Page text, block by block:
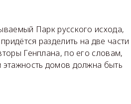
Парк русского исхода,
разделить на две части
Генплана, по его словам,
домов должна быть